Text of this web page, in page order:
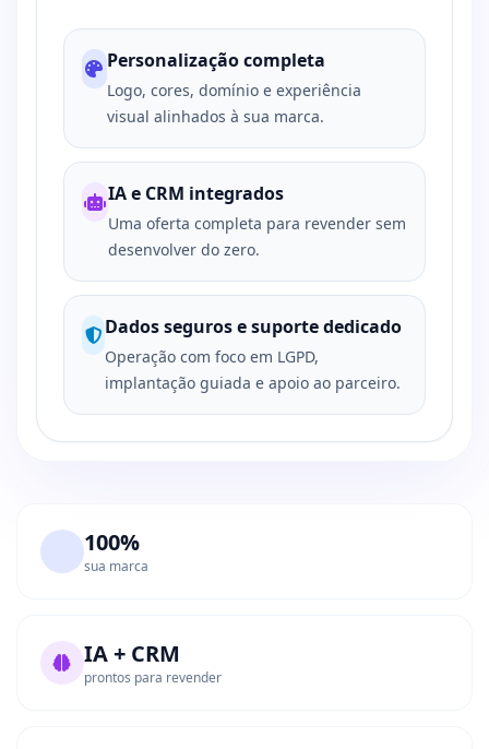
Personalização completa
Logo, cores, domínio e experiência
visual alinhados à sua marca.
IA e CRM integrados
Uma oferta completa para revender sem
desenvolver do zero.
Dados seguros e suporte dedicado
Operação com foco em LGPD,
implantação guiada e apoio ao parceiro.
100%
sua marca
IA + CRM
prontos para revender